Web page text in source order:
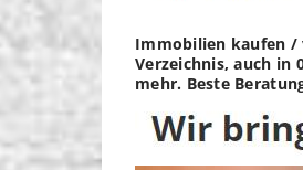
Immobilien kaufen /
Verzeichnis, auch
mehr. Beste